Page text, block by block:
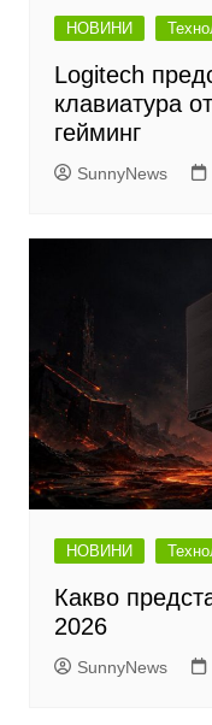
НОВИНИ
Logitech
клавиатура
гейминг
SunnyNews
НОВИНИ
Какво
2026
SunnyNews